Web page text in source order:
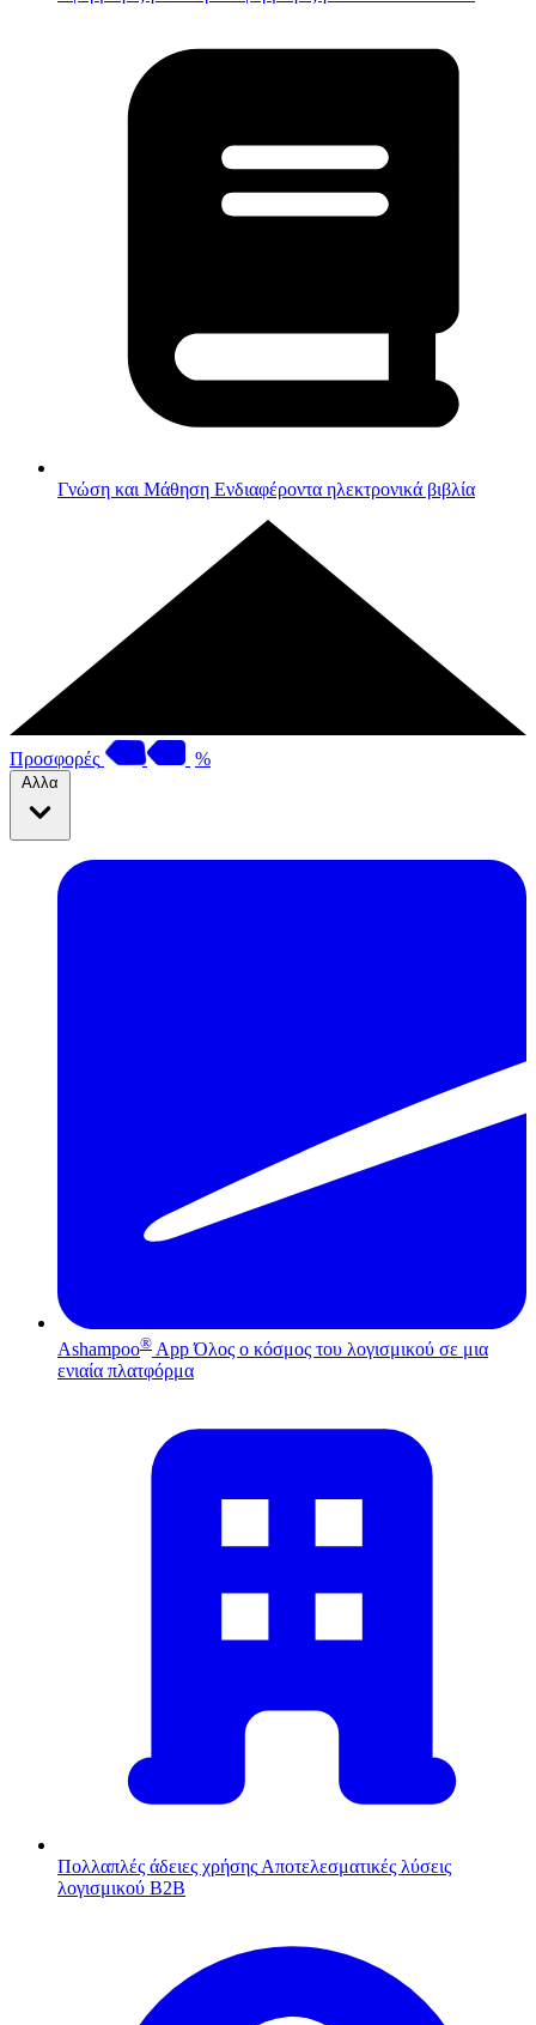
Γνώση και Μάθηση Ενδιαφέροντα ηλεκτρονικά βιβλία
Προσφορές %
Αλλα
Ashampoo® App Όλος ο κόσμος του λογισμικού σε μια
ενιαία πλατφόρμα
Πολλαπλές άδειες χρήσης Αποτελεσματικές λύσεις
λογισμικού B2B